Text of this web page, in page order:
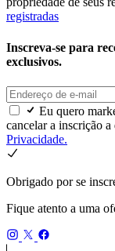
registradas
Inscreva-se para
exclusivos.
Eu quero
cancelar a inscrição
Privacidade.
Obrigado por se
Fique atento a uma